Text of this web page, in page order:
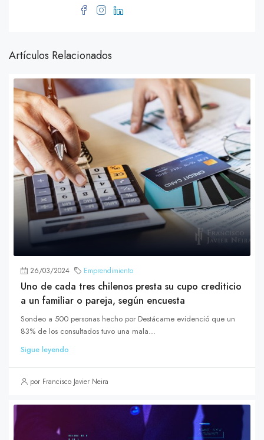
Artículos Relacionados
26/03/2024 Emprendimiento
Uno de cada tres chilenos presta su cupo crediticio
a un familiar o pareja, según encuesta
Sondeo a 500 personas hecho por Destácame evidenció que un
83% de los consultados tuvo una mala...
Sigue leyendo
por Francisco Javier Neira